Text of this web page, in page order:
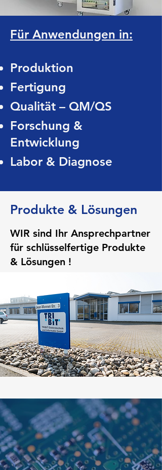
Für Anwendungen in:
Produktion
Fertigung
Qualität – QM/QS
Forschung &
Entwicklung
Labor & Diagnose
Produkte & Lösungen
WIR sind Ihr Ansprechpartner
für schlüsselfertige Produkte
& Lösungen !